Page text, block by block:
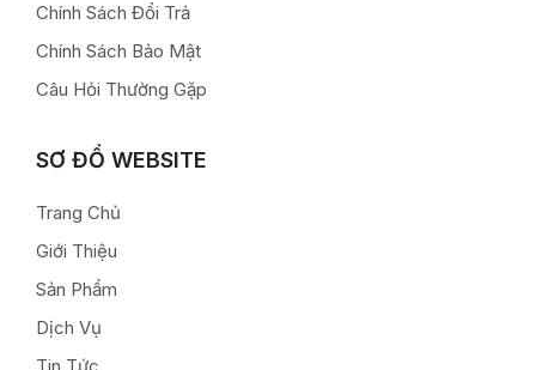
Chính Sách Đổi Trả
Chính Sách Bảo Mật
Câu Hỏi Thường Gặp
SƠ ĐỒ WEBSITE
Trang Chủ
Giới Thiệu
Sản Phẩm
Dịch Vụ